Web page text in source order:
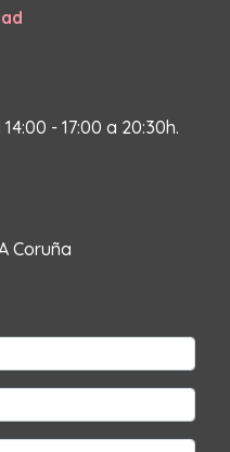
- 17:00 a 20:30h.
Coruña